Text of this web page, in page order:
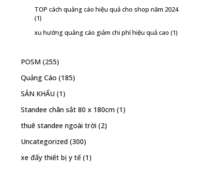
TOP cách quảng cáo hiệu quả cho shop năm 2024
(1)
xu hướng quảng cáo giảm chi phí hiệu quả cao (1)
POSM (255)
Quảng Cáo (185)
SÂN KHẤU (1)
Standee chân sắt 80 x 180cm (1)
thuê standee ngoài trời (2)
Uncategorized (300)
xe đẩy thiết bị y tế (1)